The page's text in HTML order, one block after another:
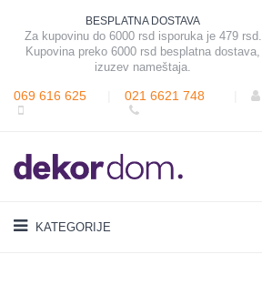
BESPLATNA DOSTAVA
Za kupovinu do 6000 rsd isporuka je 479 rsd.
Kupovina preko 6000 rsd besplatna dostava,
izuzev nameštaja.
069 616 625 021 6621 748
KATEGORIJE